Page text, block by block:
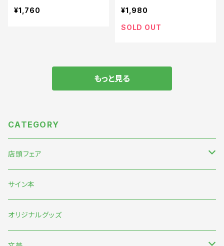
¥1,760
た』
¥1,980
SOLD OUT
もっと見る
CATEGORY
店頭フェア
5月末〜伊藤紺『わたしのなかにある巨大な星』刊行記念フェア
7月『グッバイ・ハロー・ワールド』『終末パートナー』刊行記念
サイン本
オリジナルグッズ